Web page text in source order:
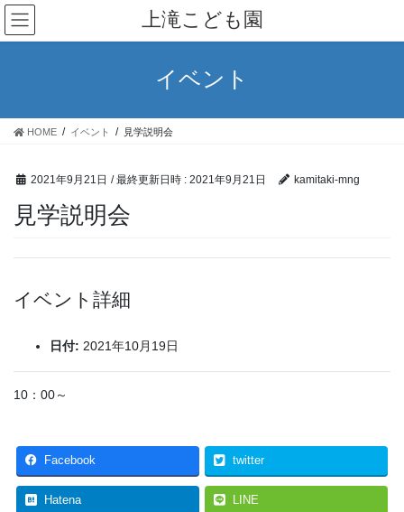
コ
ン
テ
ス
ナ
ビ
ゲ
ン
上滝こども園
イベント
HOME イベント 見学説明会
2021年9月21日 / 最終更新日時 : 2021年9月21日 kamitaki-mng
見学説明会
イベント詳細
日付: 2021年10月19日
10：00～
Facebook twitter
Hatena LINE